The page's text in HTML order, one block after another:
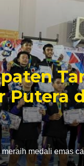
Putera
medali emas